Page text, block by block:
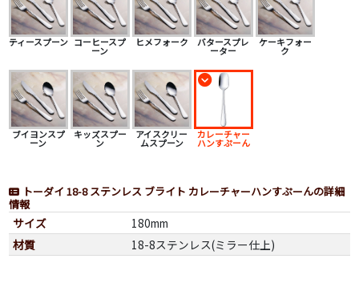
ティースプーン コーヒースプ
ーン
ヒメフォーク バタースプレ
ーター
ケーキフォー
ク
ブイヨンスプ
ーン
キッズスプー
ン
アイスクリー
ムスプーン
カレーチャー
ハンすぷーん
トーダイ 18-8 ステンレス ブライト カレーチャーハンすぷーんの詳細
情報
サイズ
180mm
材質
18-8ステンレス(ミラー仕上)